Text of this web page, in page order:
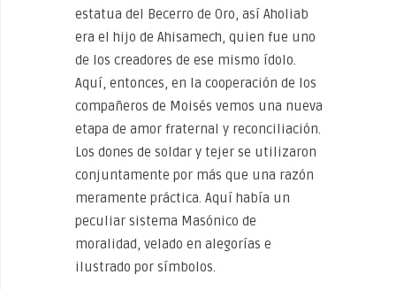
estatua del Becerro de Oro, así Aholiab
era el hijo de Ahisamech, quien fue uno
de los creadores de ese mismo ídolo.
Aquí, entonces, en la cooperación de los
compañeros de Moisés vemos una nueva
etapa de amor fraternal y reconciliación.
Los dones de soldar y tejer se utilizaron
conjuntamente por más que una razón
meramente práctica. Aquí había un
peculiar sistema Masónico de
moralidad, velado en alegorías e
ilustrado por símbolos.